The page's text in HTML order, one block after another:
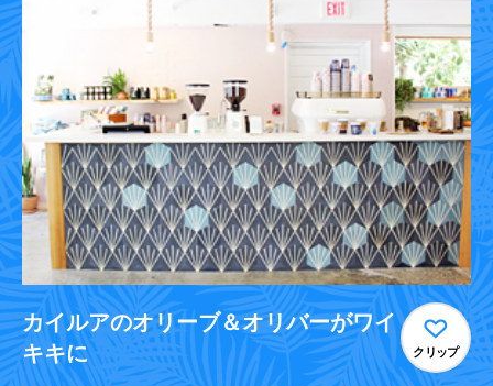
カイルアのオリーブ＆オリバーがワイ
キキに
クリップ